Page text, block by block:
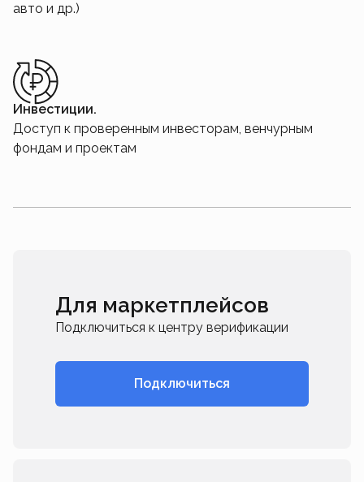
авто и др.)
Инвестиции.
Доступ к проверенным инвесторам, венчурным
фондам и проектам
Для маркетплейсов
Подключиться к центру верификации
Подключиться